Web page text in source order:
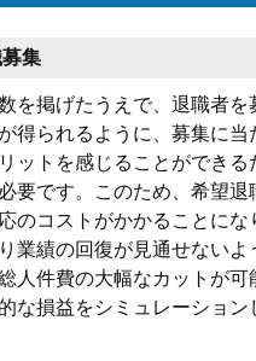
集
を掲げたうえで、退職者
得られるように、募集に当
ットを感じることができる
要です。このため、希望退
のコストがかかることにな
業績の回復が見通せないよ
人件費の大幅なカットが可
な損益をシミュレーション